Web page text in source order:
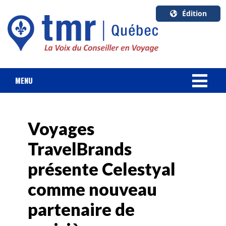
Édition
U.S.A.
English
Canada
MENU
FORFAIT VACANCES
CROISIÈRES
HOTELS & RESORTS
DESTINATIONS
Voyages
TravelBrands
présente Celestyal
comme nouveau
partenaire de